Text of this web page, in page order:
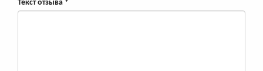
Текст отзыва *